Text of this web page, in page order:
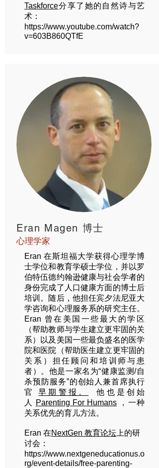
Taskforce分享了她的自然诗与艺
术：
https://www.youtube.com/watch?
v=603B860QTfE
Eran Magen 博士
心理学家
Eran 在斯坦福大学获得心理学博
士学位和教育学硕士学位，并以罗
伯特伍德约翰逊健康与社会学者的
身份完成了人口健康方面的博士后
培训。随后，他担任宾夕法尼亚大
学咨询和心理服务系的研究主任。
Eran 曾在美国一些最大的学区
（帮助教师与学生建立更牢固的关
系）以及美国一些最负盛名的医学
院和医院（帮助医生建立更牢固的
关系）担任顾问和培训师与患
者）。他是一家名为“健康监测/自
杀预防服务”的创始人兼首席执行
官
早期警报。
他也是创始
人
Parenting For Humans ，一种
关系优先的育儿方法。
Eran 在NextGen 教育论坛 上的研
讨会：
https://www.nextgeneducationus.o
rg/event-details/free-parenting-